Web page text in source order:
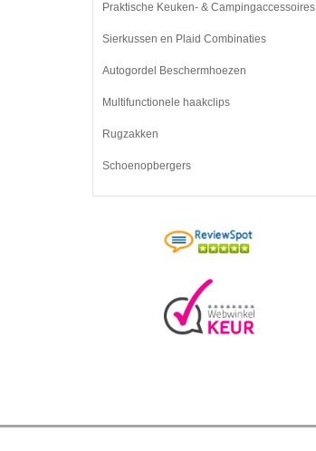
Praktische Keuken- & Campingaccessoires
Sierkussen en Plaid Combinaties
Autogordel Beschermhoezen
Multifunctionele haakclips
Rugzakken
Schoenopbergers